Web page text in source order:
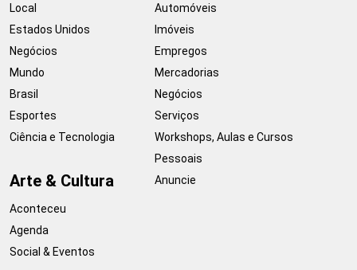
Local
Estados Unidos
Negócios
Mundo
Brasil
Esportes
Ciência e Tecnologia
Arte & Cultura
Aconteceu
Agenda
Social & Eventos
Automóveis
Imóveis
Empregos
Mercadorias
Negócios
Serviços
Workshops, Aulas e Cursos
Pessoais
Anuncie